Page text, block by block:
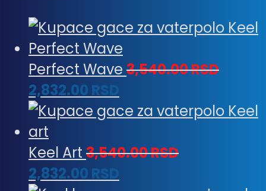
Perfect Wave 3,540.00RSD
2,832.00 RSD
Keel Art 3,540.00RSD
2,832.00 RSD